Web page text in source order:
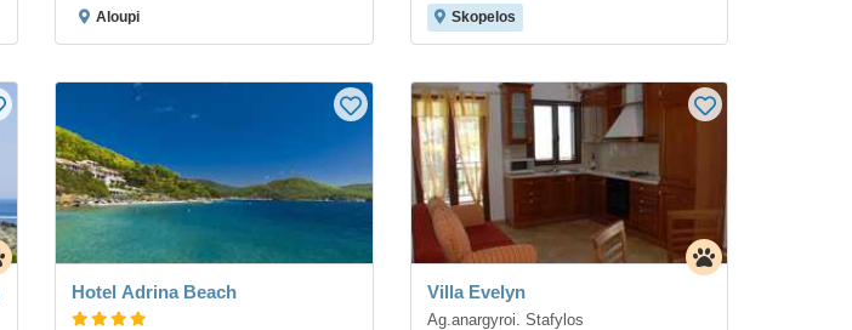
Aloupi Skopelos
Hotel Adrina Beach Villa Evelyn
Ag.anargyroi. Stafylos